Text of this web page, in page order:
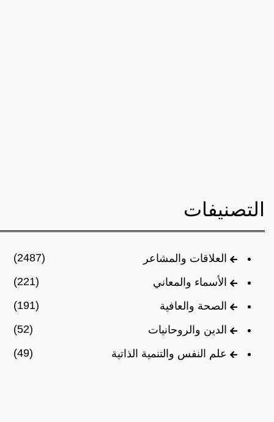
التصنيفات
العلاقات والمشاعر
(2487)
الأسماء والمعاني
(221)
الصحة والعافية
(191)
الدين والروحانيات
(52)
علم النفس والتنمية الذاتية
(49)